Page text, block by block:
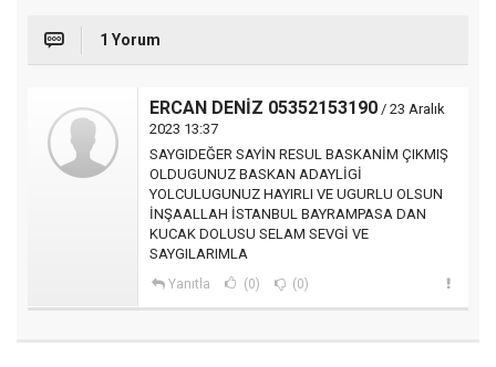
1 Yorum
ERCAN DENİZ 05352153190 / 23 Aralık
2023 13:37
SAYGIDEĞER SAYİN RESUL BASKANİM ÇIKMIŞ
OLDUGUNUZ BASKAN ADAYLİGİ
YOLCULUGUNUZ HAYIRLI VE UGURLU OLSUN
İNŞAALLAH İSTANBUL BAYRAMPASA DAN
KUCAK DOLUSU SELAM SEVGİ VE
SAYGILARIMLA
Yanıtla (0) (0)